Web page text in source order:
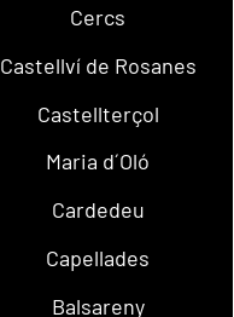
Cercs
Castellví de Rosanes
Castellterçol
Maria d´Oló
Cardedeu
Capellades
Balsareny